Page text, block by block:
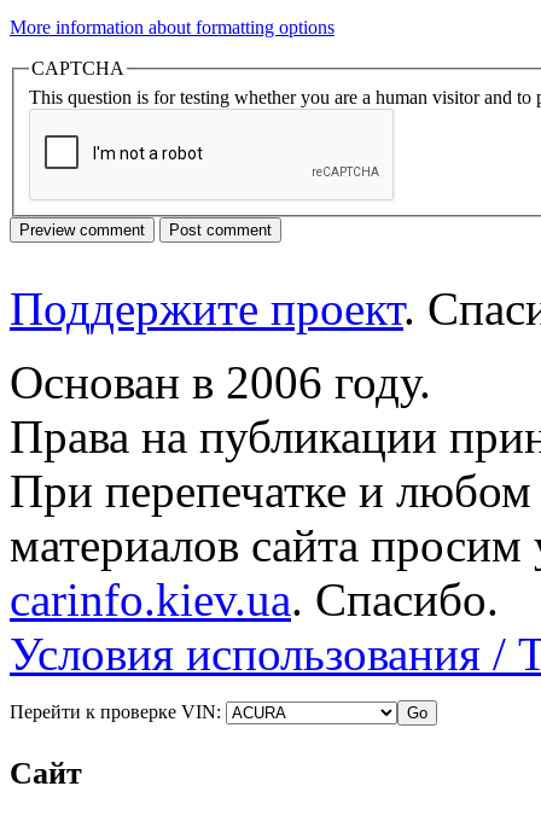
More information about formatting options
CAPTCHA
This question is for testing whether you are a human visitor and to
Поддержите проект.
Основан в 2006 году.
Права на публикации
При перепечатке и
материалов сайта просим
carinfo.kiev.ua. Спасибо.
Условия использования /
Перейти к проверке VIN:
Сайт